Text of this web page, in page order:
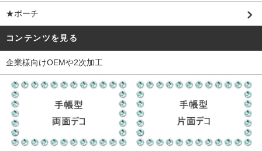
★ポーチ
コンテンツを見る
企業様向けOEMや2次加工